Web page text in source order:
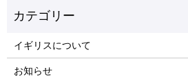
イギリスについて
お知らせ